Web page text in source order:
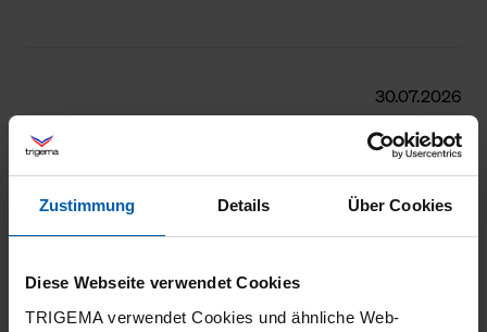
Zustimmung Details Über Cookies
Diese Webseite verwendet Cookies
TRIGEMA verwendet Cookies und ähnliche Web-
30.07.2026
Gut